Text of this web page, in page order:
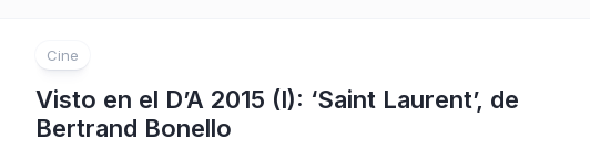
Cine
Visto en el D’A 2015 (I): ‘Saint Laurent’, de
Bertrand Bonello